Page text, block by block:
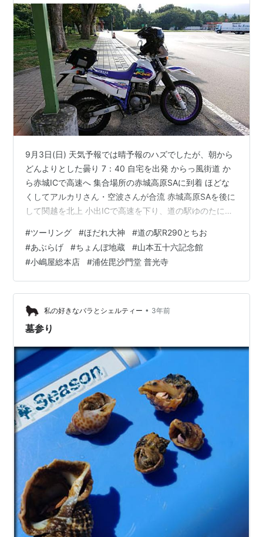
9月3日(日) 天気予報では晴予報のハズでしたが、朝から
どんよりとした曇り 7：40 自宅を出発 からっ風街道 か
ら赤城ICで高速へ 集合場所の赤城高原SAに到着 ほどな
くしてアルカリさん・空波さんが合流 赤城高原SAを後に
して関越を北上 小出ICで高速を下り、道の駅ゆのたにで
ほとんどノーマルの車両は無く、各々にカスタムされた
カブを軽く眺めつつ ゆのたにを出発して入広瀬方面へ 到
着した先は ほだれ大神 今年は案内板が新設され 詳しい
由来を知ることができました(笑) ほだれ大神を後にして
恒例の棚田スポットで一枚♪ 道の駅R290とちおへ 目…
#ツーリング #ほだれ大神 #道の駅R290とちお
#あぶらげ #ちょんぼ地蔵 #山本五十六記念館
#小嶋屋総本店 #浦佐毘沙門堂 普光寺
私の好きなバラとシェルティー • 3年前
墓参り